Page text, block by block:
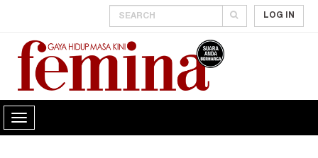
LOG IN